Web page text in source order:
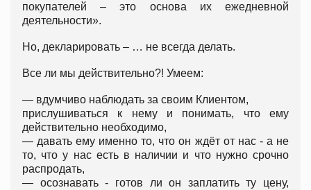
покупателей – это основа их ежедневной
деятельности».
Но, декларировать – … не всегда делать.
Все ли мы действительно?! Умеем:
— вдумчиво наблюдать за своим Клиентом,
прислушиваться к нему и понимать, что ему
действительно необходимо,
— давать ему именно то, что он ждёт от нас - а не
то, что у нас есть в наличии и что нужно срочно
распродать,
— осознавать - готов ли он заплатить ту цену,